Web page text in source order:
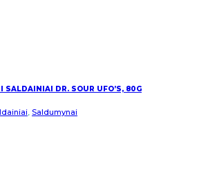
SALDAINIAI DR. SOUR UFO’S, 80G
, Saldumynai